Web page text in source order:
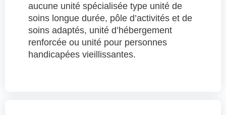
aucune unité spécialisée type unité de
soins longue durée, pôle d’activités et de
soins adaptés, unité d’hébergement
renforcée ou unité pour personnes
handicapées vieillissantes.